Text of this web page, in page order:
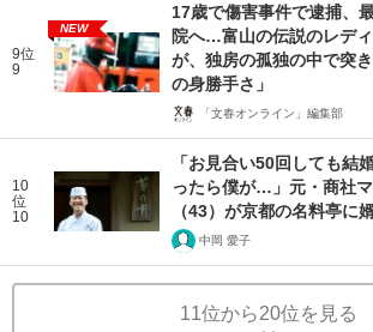
9位
9
NEW
17歳で傷害事件で逮捕、
院へ…富山の伝説のレディ
が、独房の孤独の中で突
の身勝手さ」
「文春オンライン」編集部
10
位
10
「お見合い50回しても結
ったら僕が…」元・商社
（43）が京都の名料亭に
中岡 愛子
11位から20位を見る